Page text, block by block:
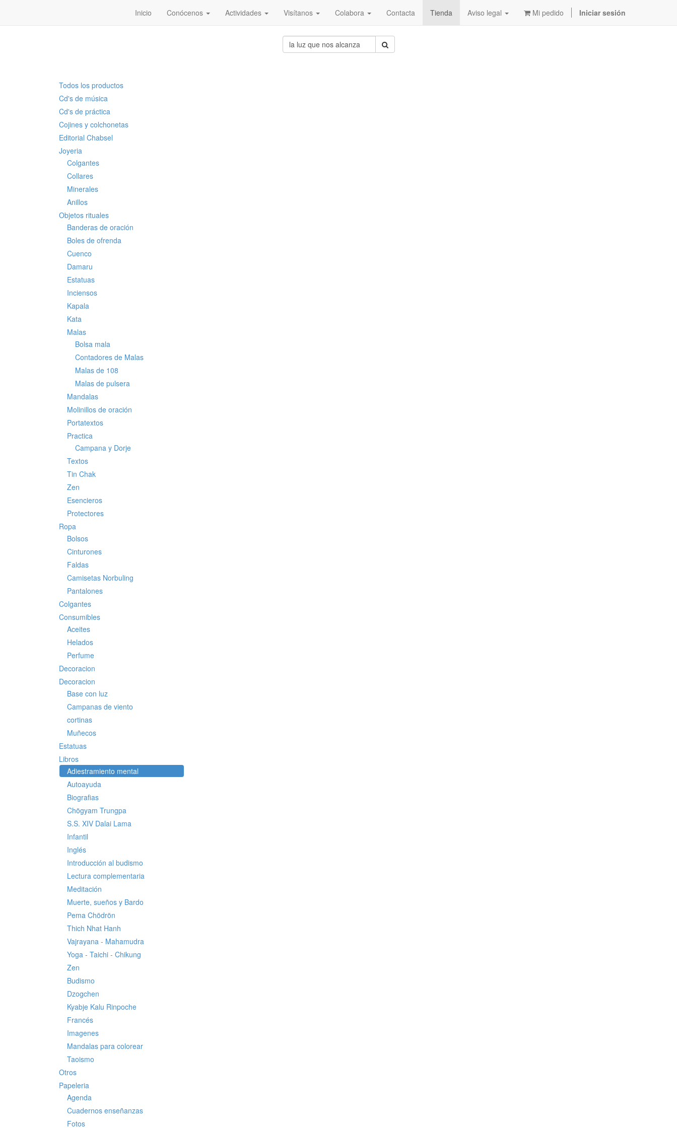
Inicio Conócenos Actividades Visítanos Colabora Contacta Tienda Aviso legal Mi pedido Iniciar sesión
Todos los productos
Cd's de música
Cd's de práctica
Cojines y colchonetas
Editorial Chabsel
Joyeria
Colgantes
Collares
Minerales
Anillos
Objetos rituales
Banderas de oración
Boles de ofrenda
Cuenco
Damaru
Estatuas
Inciensos
Kapala
Kata
Malas
Bolsa mala
Contadores de Malas
Malas de 108
Malas de pulsera
Mandalas
Molinillos de oración
Portatextos
Practica
Campana y Dorje
Textos
Tin Chak
Zen
Esencieros
Protectores
Ropa
Bolsos
Cinturones
Faldas
Camisetas Norbuling
Pantalones
Colgantes
Consumibles
Aceites
Helados
Perfume
Decoracion
Decoracion
Base con luz
Campanas de viento
cortinas
Muñecos
Estatuas
Libros
Adiestramiento mental
Autoayuda
Biografias
Chögyam Trungpa
S.S. XIV Dalai Lama
Infantil
Inglés
Introducción al budismo
Lectura complementaria
Meditación
Muerte, sueños y Bardo
Pema Chödrön
Thich Nhat Hanh
Vajrayana - Mahamudra
Yoga - Taichi - Chikung
Zen
Budismo
Dzogchen
Kyabje Kalu Rinpoche
Francés
Imagenes
Mandalas para colorear
Taoismo
Otros
Papeleria
Agenda
Cuadernos enseñanzas
Fotos